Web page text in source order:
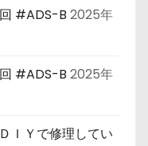
#ADS-B 2025年
#ADS-B 2025年
ＩＹで修理してい